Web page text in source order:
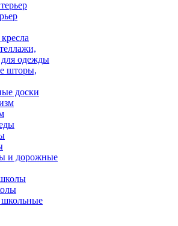
одежды
шторы,
доски
и дорожные